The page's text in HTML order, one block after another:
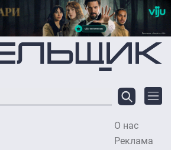
содержанию
О нас
Реклама